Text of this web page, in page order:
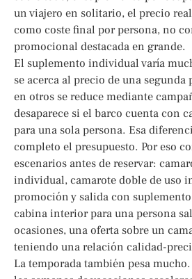
un viajero en solitario, el precio
como coste final por persona, no
promocional destacada en grande.
El suplemento individual varía
se acerca al precio de una segunda
en otros se reduce mediante
desaparece si el barco cuenta con
para una sola persona. Esa
completo el presupuesto. Por eso
escenarios antes de reservar:
individual, camarote doble de uso
promoción y salida con
cabina interior para una persona
ocasiones, una oferta sobre un
teniendo una relación calidad-
La temporada también pesa